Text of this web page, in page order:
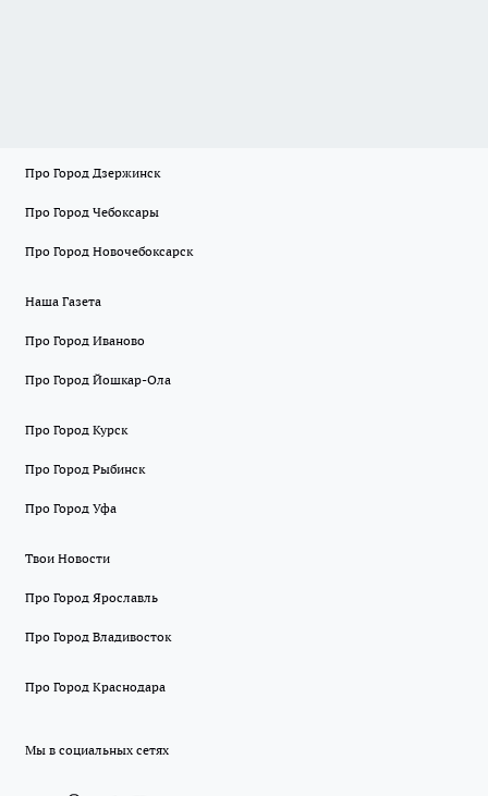
Про Город Дзержинск
Про Город Чебоксары
Про Город Новочебоксарск
Наша Газета
Про Город Иваново
Про Город Йошкар-Ола
Про Город Курск
Про Город Рыбинск
Про Город Уфа
Твои Новости
Про Город Ярославль
Про Город Владивосток
Про Город Краснодара
Мы в социальных сетях